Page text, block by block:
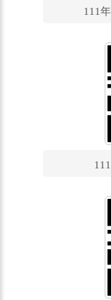
111